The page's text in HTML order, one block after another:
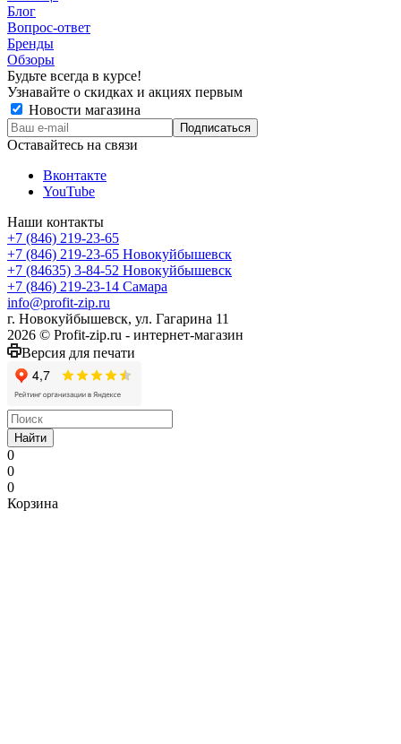
Блог
Вопрос-ответ
Бренды
Обзоры
Будьте всегда в курсе!
Узнавайте о скидках и акциях первым
Новости магазина
Оставайтесь на связи
Вконтакте
YouTube
Наши контакты
+7 (846) 219-23-65
+7 (846) 219-23-65 Новокуйбышевск
+7 (84635) 3-84-52 Новокуйбышевск
+7 (846) 219-23-14 Самара
info@profit-zip.ru
г. Новокуйбышевск, ул. Гагарина 11
2026 © Profit-zip.ru - интернет-магазин
Версия для печати
Найти
0
0
0
Корзина